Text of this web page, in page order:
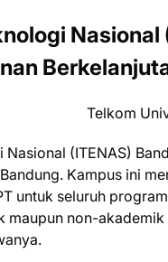
Nasional
Nasional (ITENAS)
Kampus ini
untuk seluruh
maupun non-